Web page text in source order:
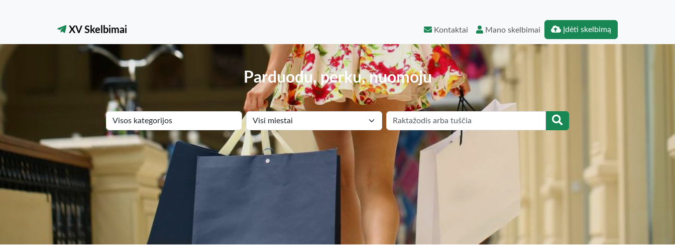
XV Skelbimai Kontaktai Mano skelbimai Įdėti skelbimą
Parduodu, perku, nuomoju